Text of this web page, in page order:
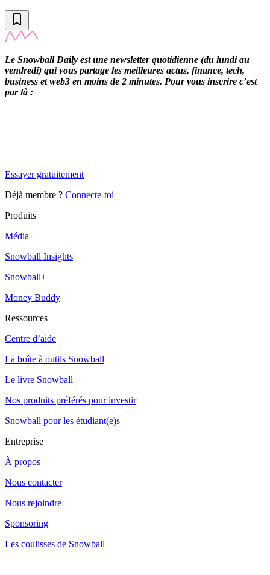
Le Snowball Daily est une newsletter quotidienne (du lundi au
vendredi) qui vous partage les meilleures actus, finance, tech,
business et web3 en moins de 2 minutes. Pour vous inscrire c’est
par là :
Essayer gratuitement
Déjà membre ? Connecte-toi
Produits
Média
Snowball Insights
Snowball+
Money Buddy
Ressources
Centre d’aide
La boîte à outils Snowball
Le livre Snowball
Nos produits préférés pour investir
Snowball pour les étudiant(e)s
Entreprise
À propos
Nous contacter
Nous rejoindre
Sponsoring
Les coulisses de Snowball